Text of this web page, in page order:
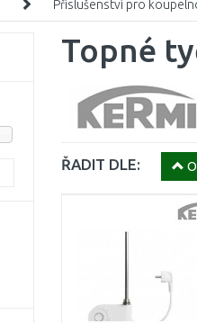
Příslušenství pro
Topné
ŘADIT DLE: